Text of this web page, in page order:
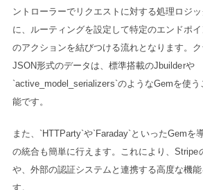
ントローラーでリクエストに対する処理ロジ
に、ルーティングを設定して特定のエンドポ
のアクションを結びつける流れとなります。
JSON形式のデータは、標準搭載のJbuilderや
`active_model_serializers`のようなGemを使
能です。
また、`HTTParty`や`Faraday`といったGemを
の統合も簡単に行えます。これにより、Stripe
や、外部の認証システムと連携する高度な機
す。